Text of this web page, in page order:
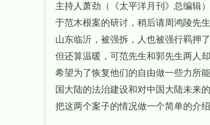
主持人萧劲（《太平洋月刊》总编辑
于范木根案的研讨，稍后请周鸿陵先
山东临沂，被强拆，人也被强行羁押
但还算温暖，可范先生和郭先生两人
希望为了恢复他们的自由做一些力所
国大陆的法治建设和对中国大陆未来
把这两个案子的情况做一个简单的介绍